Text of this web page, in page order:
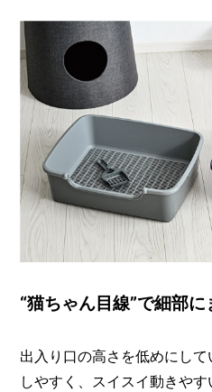
“猫ちゃん目線”で細部
出入り口の高さを低めにし
しやすく、スイスイ動きや